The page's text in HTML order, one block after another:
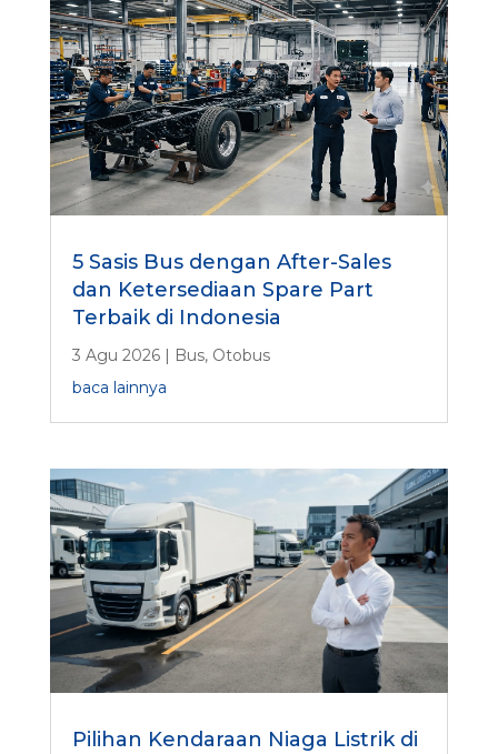
5 Sasis Bus dengan After-Sales
dan Ketersediaan Spare Part
Terbaik di Indonesia
3 Agu 2026| Bus, Otobus
baca lainnya
Pilihan Kendaraan Niaga Listrik di